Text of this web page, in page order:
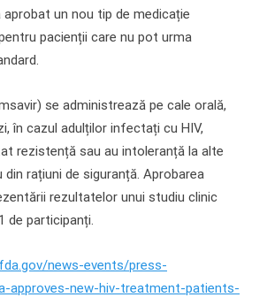
un nou tip de medicație
pacienții care nu pot urma
se administrează pe cale orală,
în cazul adulților infectați cu HIV,
rezistență sau au intoleranță la alte
rațiuni de siguranță. Aprobarea
rezultatelor unui studiu clinic
de participanți.
news-events/press-
approves-new-hiv-treatment-patients-